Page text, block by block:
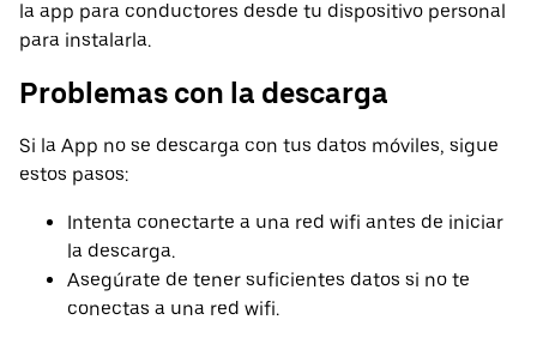
la app para conductores desde tu dispositivo personal
para instalarla.
Problemas con la descarga
Si la App no se descarga con tus datos móviles, sigue
estos pasos:
Intenta conectarte a una red wifi antes de iniciar
la descarga.
Asegúrate de tener suficientes datos si no te
conectas a una red wifi.